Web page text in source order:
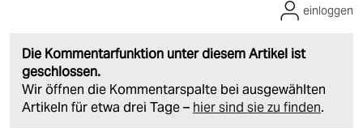
Die Kommentarfunktion unter diesem Artikel ist
geschlossen.
Wir öffnen die Kommentarspalte bei ausgewählten
Artikeln für etwa drei Tage – hier sind sie zu finden.
einloggen